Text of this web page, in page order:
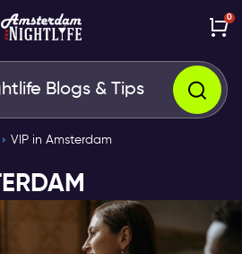
0
VIP in Amsterdam